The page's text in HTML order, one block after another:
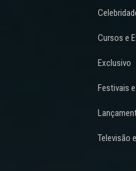
Cursos e
Exclusivo
Festivais
Televisão